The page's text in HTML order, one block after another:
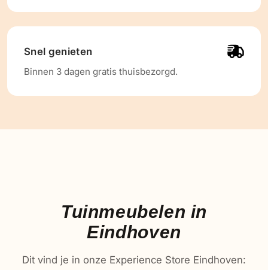
Snel genieten
Binnen 3 dagen gratis thuisbezorgd.
Tuinmeubelen in
Eindhoven
Dit vind je in onze Experience Store Eindhoven: